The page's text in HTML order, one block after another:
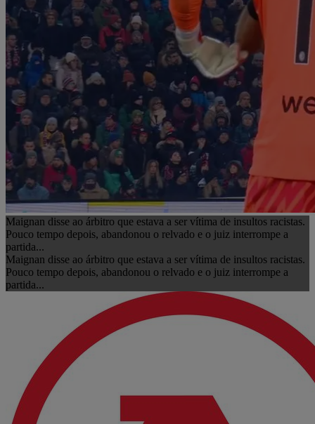
Maignan disse ao árbitro que estava a ser vítima de insultos racistas.
Pouco tempo depois, abandonou o relvado e o juiz interrompe a
partida...
Maignan disse ao árbitro que estava a ser vítima de insultos racistas.
Pouco tempo depois, abandonou o relvado e o juiz interrompe a
partida...